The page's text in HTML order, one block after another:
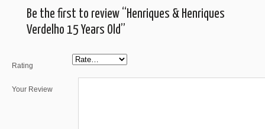
Be the first to review “Henriques & Henriques
Verdelho 15 Years Old”
Rating
Your Review